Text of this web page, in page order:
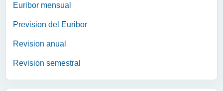
Euribor mensual
Prevision del Euribor
Revision anual
Revision semestral